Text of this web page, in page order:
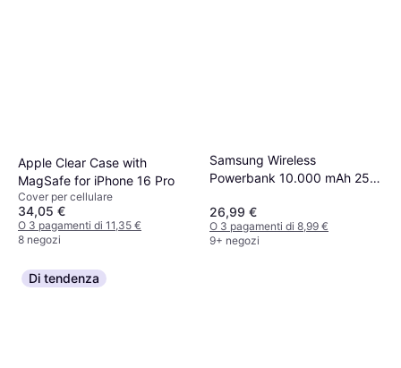
Apple Clear Case with
MagSafe for iPhone 16 Pro
Cover per cellulare
34,05 €
O 3 pagamenti di 11,35 €
8 negozi
Samsung Wireless
Powerbank 10.000 mAh 25W
26,99 €
O 3 pagamenti di 8,99 €
9+ negozi
Di tendenza